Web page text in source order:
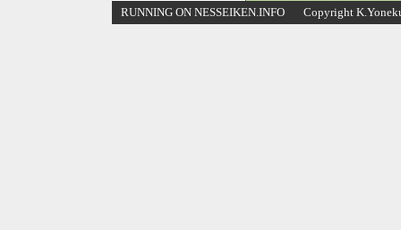
RUNNING ON NESSEIKEN.INFO Copyright